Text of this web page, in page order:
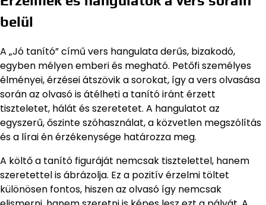
belül
A „Jó tanító” című vers hangulata derűs, bizakodó,
egyben mélyen emberi és megható. Petőfi személyes
élményei, érzései átszövik a sorokat, így a vers olvasása
során az olvasó is átélheti a tanító iránt érzett
tiszteletet, hálát és szeretetet. A hangulatot az
egyszerű, őszinte szóhasználat, a közvetlen megszólítás
és a lírai én érzékenysége határozza meg.
A költő a tanító figuráját nemcsak tisztelettel, hanem
szeretettel is ábrázolja. Ez a pozitív érzelmi töltet
különösen fontos, hiszen az olvasó így nemcsak